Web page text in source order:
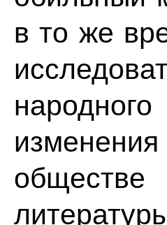
в то же